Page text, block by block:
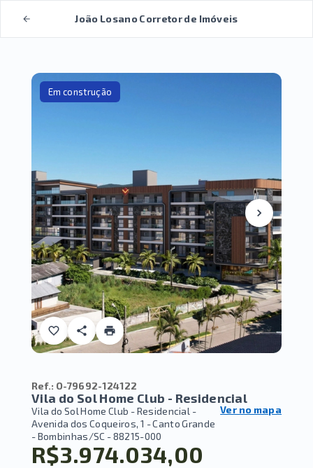
João Losano Corretor de Imóveis
Em construção
Ref.: O-79692-124122
Vila do Sol Home Club - Residencial
Vila do Sol Home Club - Residencial -
Avenida dos Coqueiros, 1 - Canto Grande
- Bombinhas/SC - 88215-000
Ver no mapa
R$3.974.034,00